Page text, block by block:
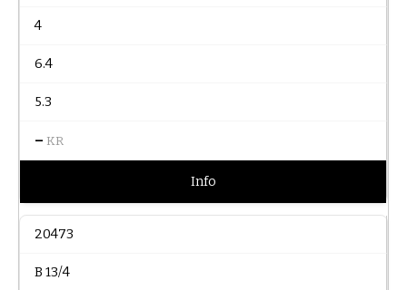
4
6.4
5.3
– KR
Info
20473
B 13/4